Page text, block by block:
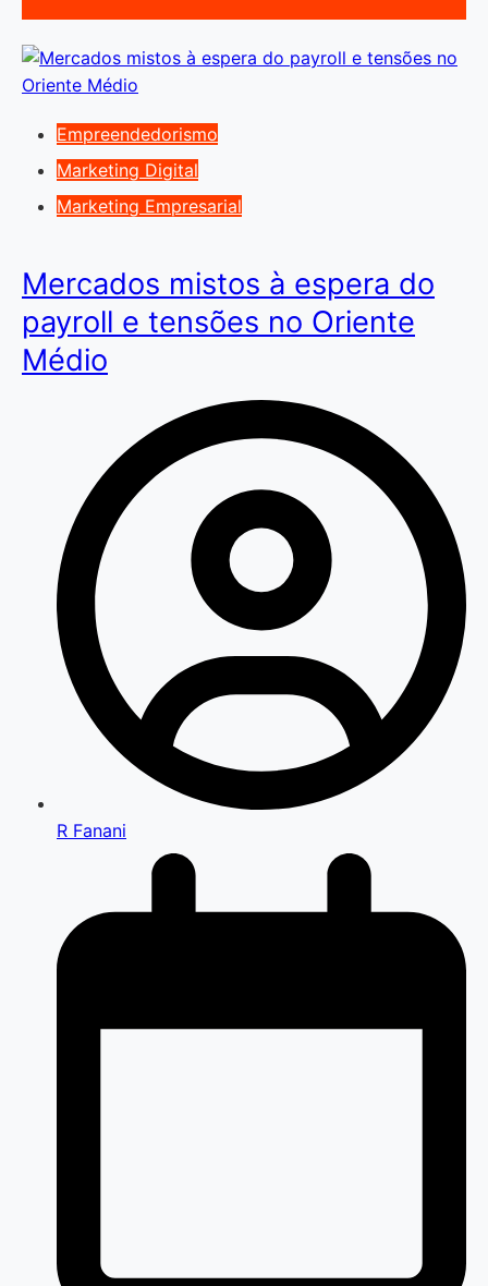
Empreendedorismo
Marketing Digital
Marketing Empresarial
Mercados mistos à espera do
payroll e tensões no Oriente
Médio
R Fanani